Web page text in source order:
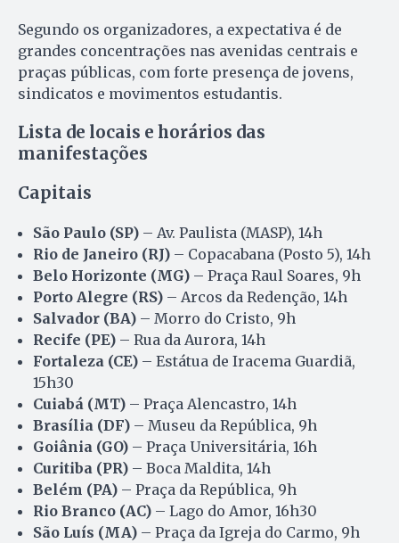
Segundo os organizadores, a expectativa é de
grandes concentrações nas avenidas centrais e
praças públicas, com forte presença de jovens,
sindicatos e movimentos estudantis.
Lista de locais e horários das
manifestações
Capitais
São Paulo (SP) – Av. Paulista (MASP), 14h
Rio de Janeiro (RJ) – Copacabana (Posto 5), 14h
Belo Horizonte (MG) – Praça Raul Soares, 9h
Porto Alegre (RS) – Arcos da Redenção, 14h
Salvador (BA) – Morro do Cristo, 9h
Recife (PE) – Rua da Aurora, 14h
Fortaleza (CE) – Estátua de Iracema Guardiã,
15h30
Cuiabá (MT) – Praça Alencastro, 14h
Brasília (DF) – Museu da República, 9h
Goiânia (GO) – Praça Universitária, 16h
Curitiba (PR) – Boca Maldita, 14h
Belém (PA) – Praça da República, 9h
Rio Branco (AC) – Lago do Amor, 16h30
São Luís (MA) – Praça da Igreja do Carmo, 9h